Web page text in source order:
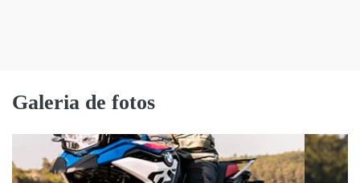
Galeria de fotos